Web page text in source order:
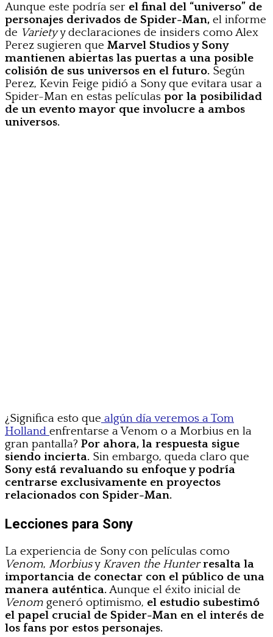
Aunque este podría ser el final del “universo” de
personajes derivados de Spider-Man, el informe
de Varietyy declaraciones de insiders como Alex
Perez sugieren que Marvel Studios y Sony
mantienen abiertas las puertas a una posible
colisión de sus universos en el futuro. Según
Perez, Kevin Feige pidió a Sony que evitara usar a
Spider-Man en estas películas por la posibilidad
de un evento mayor que involucre a ambos
universos.
¿Significa esto que algún día veremos a Tom
Holland enfrentarse a Venom o a Morbius en la
gran pantalla? Por ahora, la respuesta sigue
siendo incierta. Sin embargo, queda claro que
Sony está revaluando su enfoque y podría
centrarse exclusivamente en proyectos
relacionados con Spider-Man.
Lecciones para Sony
La experiencia de Sony con películas como
Venom, Morbiusy Kraven the Hunter resalta la
importancia de conectar con el público de una
manera auténtica.Aunque el éxito inicial de
Venom generó optimismo, el estudio subestimó
el papel crucial de Spider-Man en el interés de
los fans por estos personajes.